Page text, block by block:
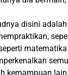
disini
kemampuan